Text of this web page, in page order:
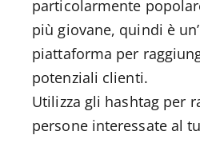
particolarmente
più giovane, quindi è
piattaforma per
potenziali clienti.
Utilizza gli hashtag per
persone interessate al